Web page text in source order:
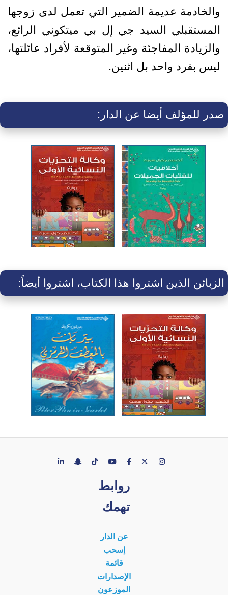
والخادمة عديمة الضمير التي تعمل لدى زوجها
المستقبلي السيد جي إل بي ميتكوني الرائع،
والزيادة المفاجئة وغير المتوقعة لأفراد عائلتها،
ليس بفرد واحد بل اثنين.
صدر للمؤلف أيضا عن الدار:
الزبائن الذين اشتروا هذا الكتاب، اشتروا أيضاً:
روابط
تهمك
عن الدار
إسحب
قائمة
الإصدارات
الموزعون